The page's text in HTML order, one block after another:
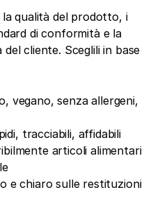
qualità del prodotto, i
di conformità e la
cliente. Sceglili in base
vegano, senza allergeni,
tracciabili, affidabili
articoli alimentari
e chiaro sulle restituzioni